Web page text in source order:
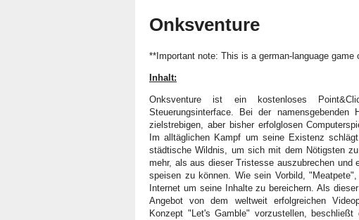
Onksventure
**Important note: This is a german-language game
Inhalt:
Onksventure ist ein kostenloses
Steuerungsinterface. Bei der
zielstrebigen, aber bisher erfolglosen
Im alltäglichen Kampf um seine Existenz
städtische Wildnis, um sich mit dem Nötigsten
mehr, als aus dieser Tristesse auszubrechen und
speisen zu können. Wie sein Vorbild,
Internet um seine Inhalte zu bereichern. Als
Angebot von dem weltweit erfolgreichen
Konzept "Let's Gamble" vorzustellen,